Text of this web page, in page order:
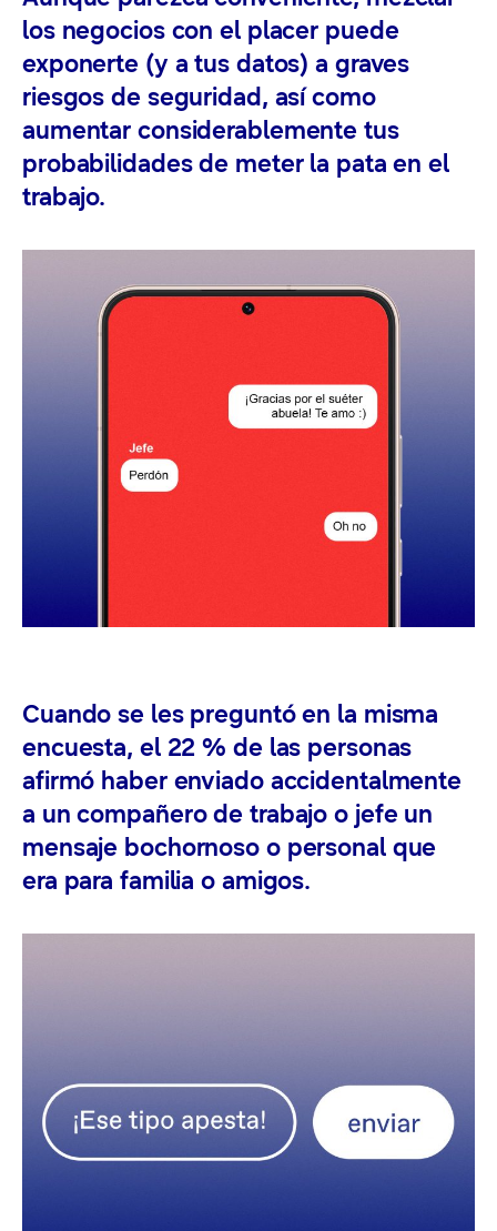
los negocios con el placer puede
exponerte (y a tus datos) a graves
riesgos de seguridad, así como
aumentar considerablemente tus
probabilidades de meter la pata en el
trabajo.
Cuando se les preguntó en la misma
encuesta, el 22 % de las personas
afirmó haber enviado accidentalmente
a un compañero de trabajo o jefe un
mensaje bochornoso o personal que
era para familia o amigos.